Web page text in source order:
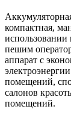
компактная,
использовании
пешим
аппарат с
помещений,
салонов
помещений.